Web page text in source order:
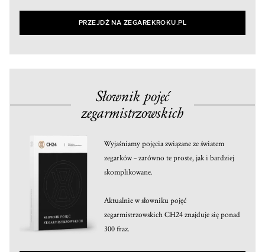
PRZEJDŹ NA ZEGAREKROKU.PL
Słownik pojęć
zegarmistrzowskich
Wyjaśniamy pojęcia związane ze światem
zegarków – zarówno te proste, jak i bardziej
skomplikowane.
Aktualnie w słowniku pojęć
zegarmistrzowskich CH24 znajduje się ponad
300 fraz.